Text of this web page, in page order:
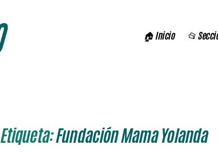
🏠 Inicio 📂
Etiqueta:Fundación Mama Yolanda